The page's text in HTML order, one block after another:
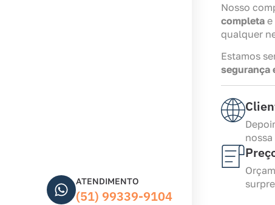
ATENDIMENTO
(51) 99339-9104
Nosso
completa e
qualquer
Estamos
segurança